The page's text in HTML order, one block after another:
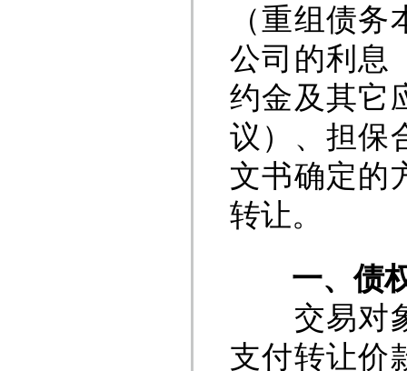
（重组债
公司的利息
约金及其它
议）、担保
文书确定的
转让。
一、债
交易对象
支付转让价